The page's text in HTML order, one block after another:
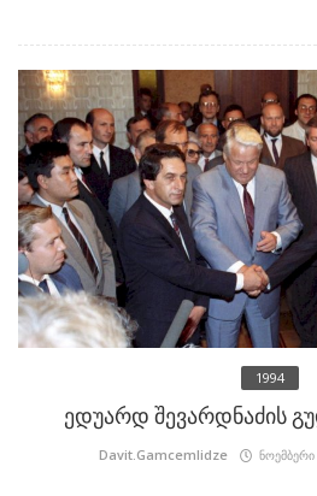
1994
ედუარდ შევარდნაძის
Davit.Gamcemlidze